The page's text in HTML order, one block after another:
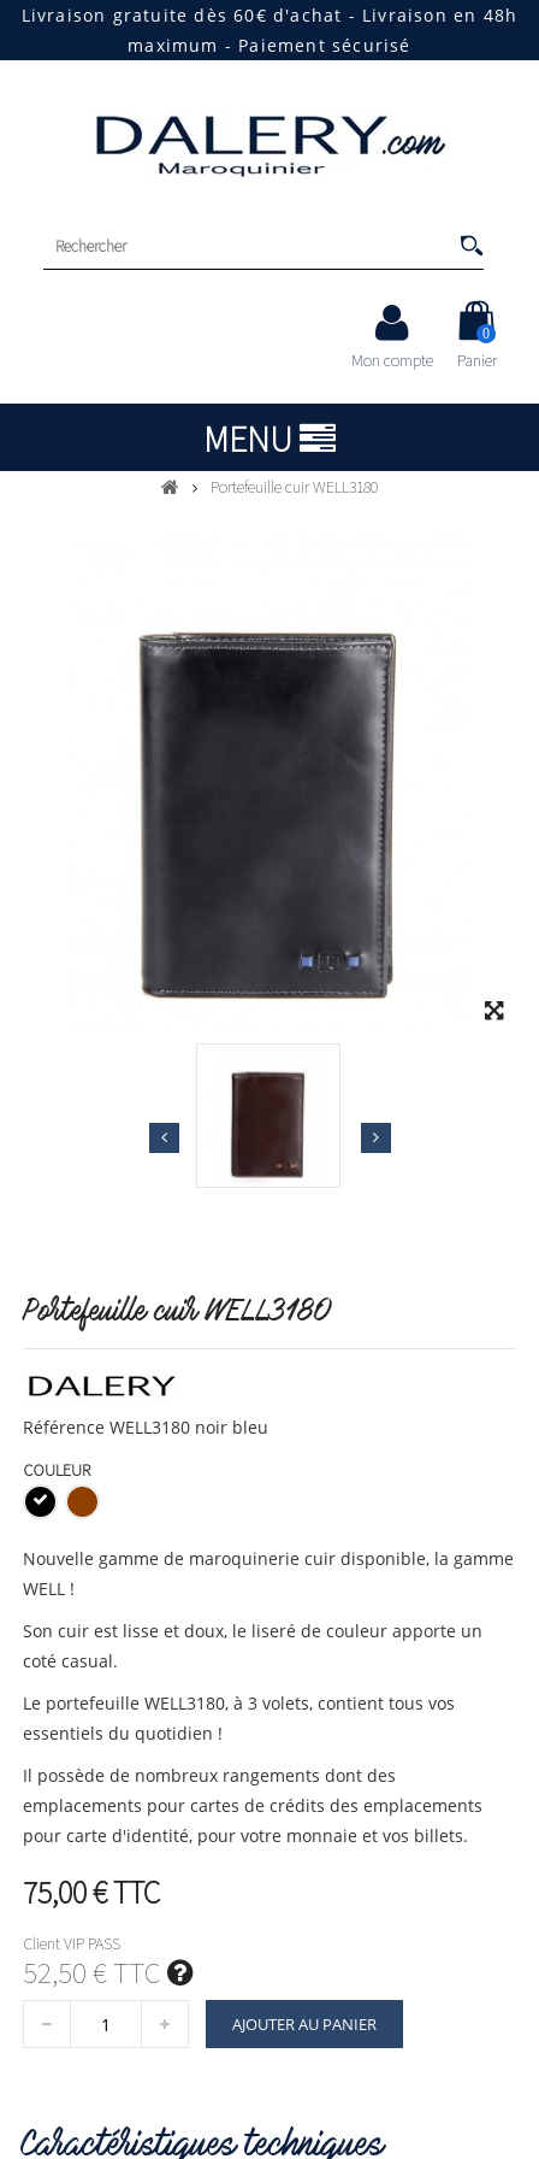
Livraison gratuite dès 60€ d'achat - Livraison en 48h
maximum - Paiement sécurisé
0
Panier
Mon compte
MENU
Portefeuille cuir WELL3180
Portefeuille cuir WELL3180
Référence WELL3180 noir bleu
COULEUR
Nouvelle gamme de maroquinerie cuir disponible, la gamme
WELL !
Son cuir est lisse et doux, le liseré de couleur apporte un
coté casual.
Le portefeuille WELL3180, à 3 volets, contient tous vos
essentiels du quotidien !
Il possède de nombreux rangements dont des
emplacements pour cartes de crédits des emplacements
pour carte d'identité, pour votre monnaie et vos billets.
75,00 €TTC
Client VIP PASS
52,50 € TTC
AJOUTER AU PANIER
Caractéristiques techniques